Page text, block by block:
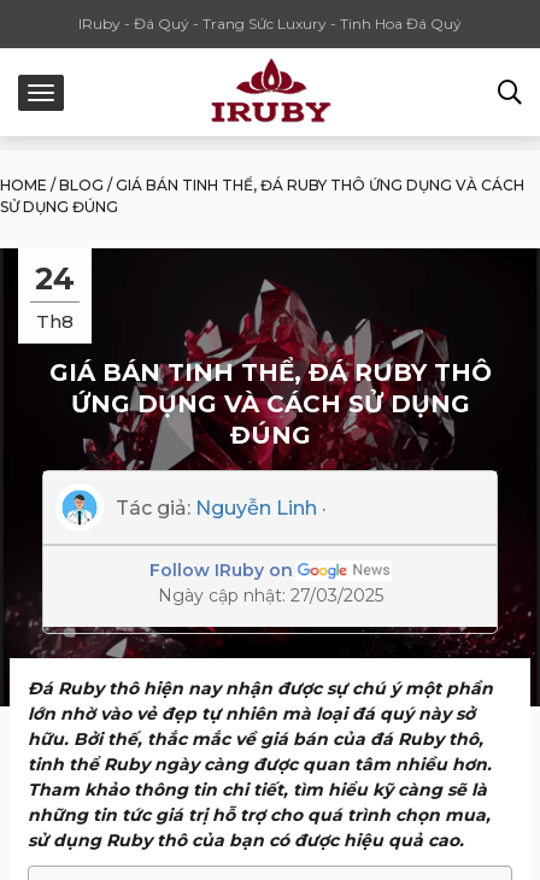
IRuby - Đá Quý - Trang Sức Luxury - Tinh Hoa Đá Quý
HOME / BLOG / GIÁ BÁN TINH THỂ, ĐÁ RUBY THÔ ỨNG DỤNG VÀ CÁCH
SỬ DỤNG ĐÚNG
24
Th8
GIÁ BÁN TINH THỂ, ĐÁ RUBY THÔ
ỨNG DỤNG VÀ CÁCH SỬ DỤNG
ĐÚNG
Tác giả: Nguyễn Linh ·
Follow IRuby on
Ngày cập nhật: 27/03/2025
Đá Ruby thô hiện nay nhận được sự chú ý một phần
lớn nhờ vào vẻ đẹp tự nhiên mà loại đá quý này sở
hữu. Bởi thế, thắc mắc về giá bán của đá Ruby thô,
tinh thể Ruby ngày càng được quan tâm nhiều hơn.
Tham khảo thông tin chi tiết, tìm hiểu kỹ càng sẽ là
những tin tức giá trị hỗ trợ cho quá trình chọn mua,
sử dụng Ruby thô của bạn có được hiệu quả cao.